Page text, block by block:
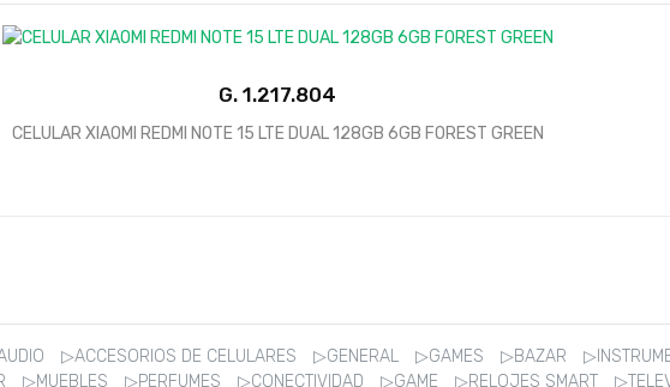
G. 1.217.804
CELULAR XIAOMI REDMI NOTE 15 LTE DUAL 128GB 6GB FOREST GREEN
▷ACCESORIOS DE CELULARES ▷GENERAL ▷GAMES ▷BAZAR
▷MUEBLES ▷PERFUMES ▷CONECTIVIDAD ▷GAME ▷RELOJES SMART